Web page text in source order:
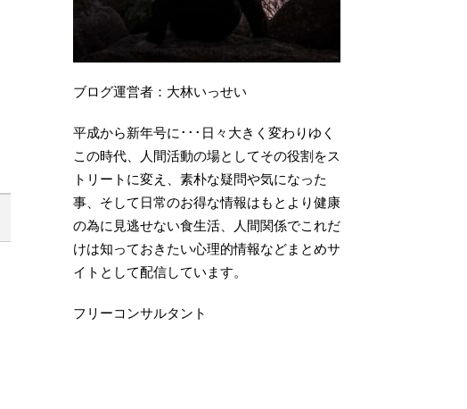
ブログ運営者：大林いっせい
平成から新年号に･･･日々大きく変わりゆく
この時代、人間活動の場としてその役割をス
トリートに変え、素朴な疑問や気になった
事、そして日常のお得な情報はもとより健康
の為に見逃せない食生活、人間関係でこれだ
けは知っておきたい心理的情報などまとめサ
イトとして配信しています。
フリーコンサルタント